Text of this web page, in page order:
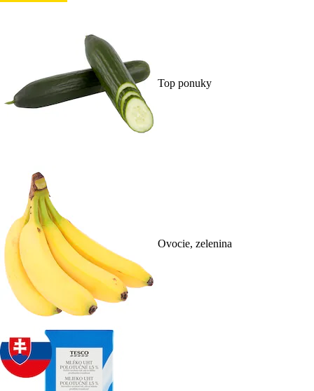
Top ponuky
Ovocie, zelenina